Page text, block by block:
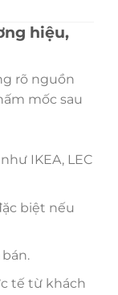
hiệu,
rõ nguồn
mốc sau
IKEA, LEC
biệt nếu
tế từ khách